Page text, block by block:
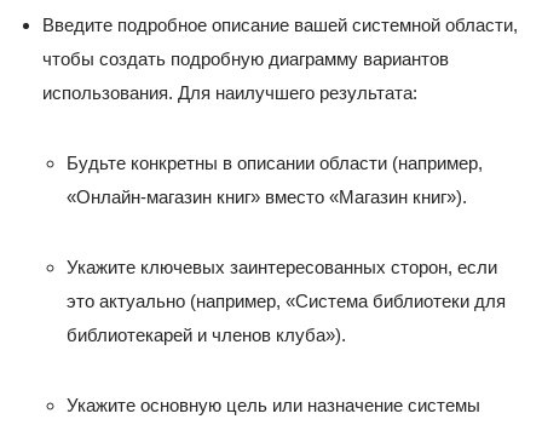
Введите подробное описание вашей системной области,
чтобы создать подробную диаграмму вариантов
использования. Для наилучшего результата:
Будьте конкретны в описании области (например,
«Онлайн-магазин книг» вместо «Магазин книг»).
Укажите ключевых заинтересованных сторон, если
это актуально (например, «Система библиотеки для
библиотекарей и членов клуба»).
Укажите основную цель или назначение системы